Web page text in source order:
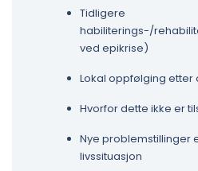
Tidligere
habiliterings-/
ved epikrise)
Lokal oppfølging
Hvorfor dette ikke er
Nye problemstillinger
livssituasjon